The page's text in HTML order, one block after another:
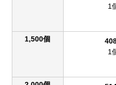
1
1,500個
1